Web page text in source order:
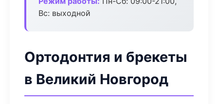
Вс: выходной
Ортодонтия и брекеты
в Великий Новгород